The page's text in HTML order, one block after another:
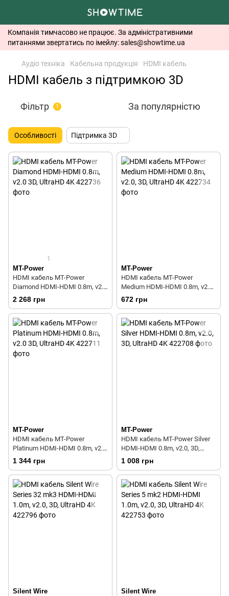
Компанія тимчасово не працює. За адміністративними
питаннями звертатись по імейлу: sales@showtime.ua
Аудіо техніка Кабельна продукція HDMI кабель
HDMI кабель з підтримкою 3D
Фільтр 1 За популярністю
Особливості Підтримка 3D
1
MT-Power
HDMI кабель MT-Power
Diamond HDMI-HDMI 0.8m, v2.0
3D, UltraHD 4K
2 268 грн
MT-Power
HDMI кабель MT-Power
Medium HDMI-HDMI 0.8m, v2.0,
3D, UltraHD 4K
672 грн
MT-Power
HDMI кабель MT-Power
Platinum HDMI-HDMI 0.8m, v2.0
3D, UltraHD 4K
1 344 грн
MT-Power
HDMI кабель MT-Power Silver
HDMI-HDMI 0.8m, v2.0, 3D,
UltraHD 4K
1 008 грн
Silent Wire
Silent Wire